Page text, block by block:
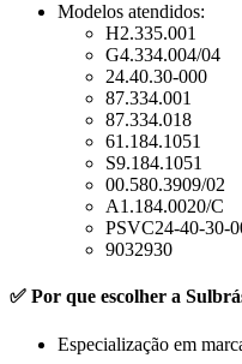
Modelos atendidos:
H2.335.001
G4.334.004/04
24.40.30-000
87.334.001
87.334.018
61.184.1051
S9.184.1051
00.580.3909/02
A1.184.0020/C
PSVC24-40-30-
9032930
✅ Por que escolher a
Especialização em